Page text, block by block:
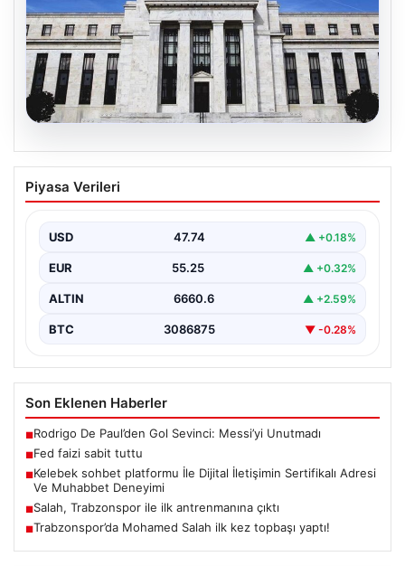
08.08.2026
Fed faizi sabit tuttu
Piyasa Verileri
USD 47.74 ▲ +0.18%
EUR 55.25 ▲ +0.32%
ALTIN 6660.6 ▲ +2.59%
BTC 3086875 ▼ -0.28%
Son Eklenen Haberler
■Rodrigo De Paul’den Gol Sevinci: Messi’yi Unutmadı
■Fed faizi sabit tuttu
■Kelebek sohbet platformu İle Dijital İletişimin Sertifikalı Adresi
Ve Muhabbet Deneyimi
■Salah, Trabzonspor ile ilk antrenmanına çıktı
■Trabzonspor’da Mohamed Salah ilk kez topbaşı yaptı!